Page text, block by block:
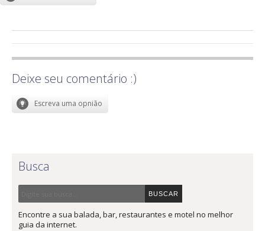
Deixe seu comentário :)
Busca
Encontre a sua balada, bar, restaurantes e motel no melhor
guia da internet.